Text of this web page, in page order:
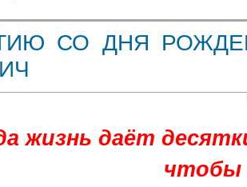
СО ДНЯ
жизнь даёт
чтобы